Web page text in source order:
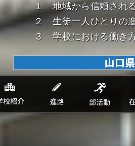
１ 地域から信頼され
２ 生徒一人ひとりの
３ 学校における働き